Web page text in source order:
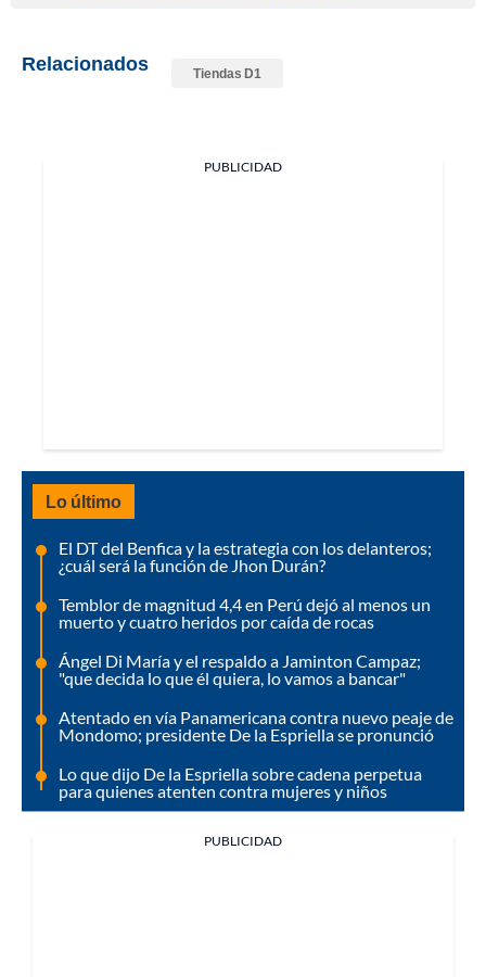
Relacionados Tiendas D1
PUBLICIDAD
Lo último
El DT del Benfica y la estrategia con los delanteros;
¿cuál será la función de Jhon Durán?
Temblor de magnitud 4,4 en Perú dejó al menos un
muerto y cuatro heridos por caída de rocas
Ángel Di María y el respaldo a Jaminton Campaz;
"que decida lo que él quiera, lo vamos a bancar"
Atentado en vía Panamericana contra nuevo peaje de
Mondomo; presidente De la Espriella se pronunció
Lo que dijo De la Espriella sobre cadena perpetua
para quienes atenten contra mujeres y niños
PUBLICIDAD